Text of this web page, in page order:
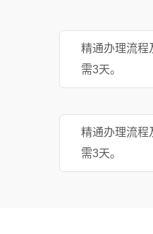
精通办理流程
需3天。
精通办理流程
需3天。